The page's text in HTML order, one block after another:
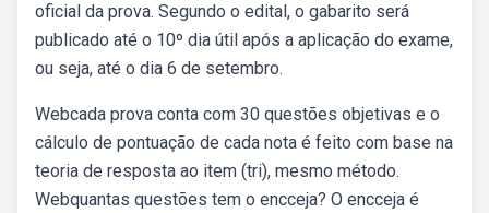
oficial da prova. Segundo o edital, o gabarito será
publicado até o 10º dia útil após a aplicação do exame,
ou seja, até o dia 6 de setembro.
Webcada prova conta com 30 questões objetivas e o
cálculo de pontuação de cada nota é feito com base na
teoria de resposta ao item (tri), mesmo método.
Webquantas questões tem o encceja? O encceja é